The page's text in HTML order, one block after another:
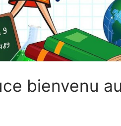
bienvenu